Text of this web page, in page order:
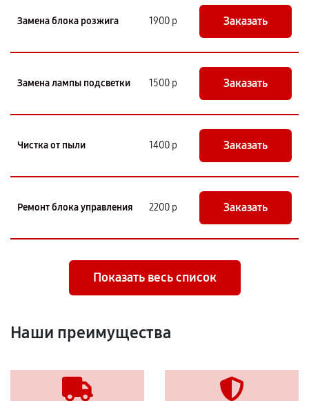
Замена блока розжига 1900 р Заказать
Замена лампы подсветки 1500 р Заказать
Чистка от пыли 1400 р Заказать
Ремонт блока управления 2200 р Заказать
Показать весь список
Наши преимущества